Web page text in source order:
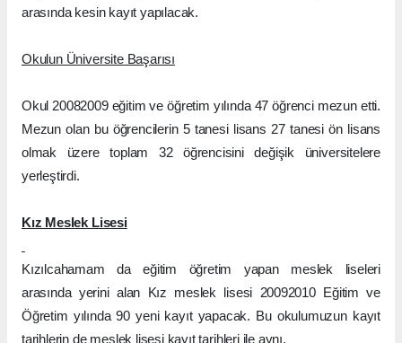
arasında kesin kayıt yapılacak.
Okulun Üniversite Başarısı
Okul 20082009 eğitim ve öğretim yılında 47 öğrenci mezun etti.
Mezun olan bu öğrencilerin 5 tanesi lisans 27 tanesi ön lisans
olmak üzere toplam 32 öğrencisini değişik üniversitelere
yerleştirdi.
Kız Meslek Lisesi
Kızılcahamam da eğitim öğretim yapan meslek liseleri
arasında yerini alan Kız meslek lisesi 20092010 Eğitim ve
Öğretim yılında 90 yeni kayıt yapacak. Bu okulumuzun kayıt
tarihlerin de meslek lisesi kayıt tarihleri ile aynı.